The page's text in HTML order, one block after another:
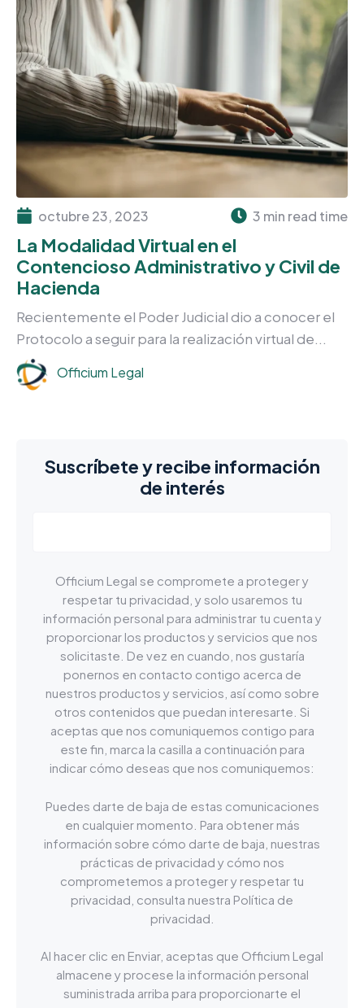
octubre 23, 2023 3 min read time
La Modalidad Virtual en el
Contencioso Administrativo y Civil de
Hacienda
Recientemente el Poder Judicial dio a conocer el
Protocolo a seguir para la realización virtual de...
Officium Legal
Suscríbete y recibe información
de interés
Officium Legal se compromete a proteger y
respetar tu privacidad, y solo usaremos tu
información personal para administrar tu cuenta y
proporcionar los productos y servicios que nos
solicitaste. De vez en cuando, nos gustaría
ponernos en contacto contigo acerca de
nuestros productos y servicios, así como sobre
otros contenidos que puedan interesarte. Si
aceptas que nos comuniquemos contigo para
este fin, marca la casilla a continuación para
indicar cómo deseas que nos comuniquemos:
Puedes darte de baja de estas comunicaciones
en cualquier momento. Para obtener más
información sobre cómo darte de baja, nuestras
prácticas de privacidad y cómo nos
comprometemos a proteger y respetar tu
privacidad, consulta nuestra Política de
privacidad.
Al hacer clic en Enviar, aceptas que Officium Legal
almacene y procese la información personal
suministrada arriba para proporcionarte el